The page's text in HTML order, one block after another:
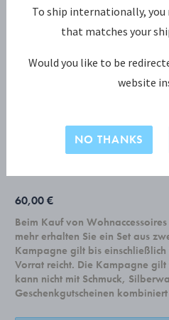
BERNADOTTE KOLLEKTION
Originaldesign von
60,00 €
Beim Kauf von
mehr erhalten Sie ein Set aus
Kampagne gilt bis
Vorrat reicht. Die Kampagne
kann nicht mit Schmuck,
Geschenkgutscheinen
To ship internationally,
that matches your
Would you like to be
website
NO THANKS